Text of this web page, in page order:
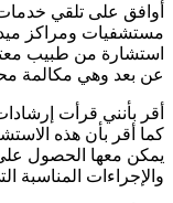
أوافق على تلقي
مستشفيات ومراكز
استشارة من طبيب
عن بعد وهي مكالمة
أقر بأنني قرأت
كما أقر بأن هذه
يمكن معها الحصول
والإجراءات المناسبة